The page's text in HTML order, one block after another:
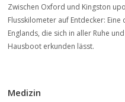
Zwischen Oxford und Kingston
Flusskilometer auf Entdecker:
Englands, die sich in aller Ruhe
Hausboot erkunden lässt.
Medizin